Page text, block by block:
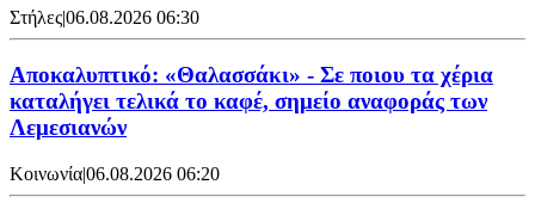
Στήλες|06.08.2026 06:30
Αποκαλυπτικό: «Θαλασσάκι» - Σε ποιου τα χέρια
καταλήγει τελικά το καφέ, σημείο αναφοράς των
Λεμεσιανών
Κοινωνία|06.08.2026 06:20